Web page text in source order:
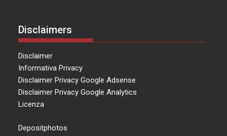
Disclaimers
Disclaimer
Informativa Privacy
Disclaimer Privacy Google Adsense
Disclaimer Privacy Google Analytics
Licenza
Depositphotos